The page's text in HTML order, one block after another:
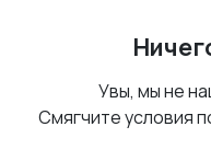
Увы, мы не
Смягчите условия